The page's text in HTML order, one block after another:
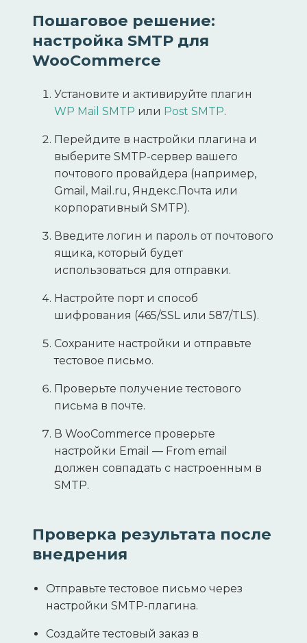
Пошаговое решение:
настройка SMTP для
WooCommerce
Установите и активируйте плагин
WP Mail SMTP или Post SMTP.
Перейдите в настройки плагина и
выберите SMTP-сервер вашего
почтового провайдера (например,
Gmail, Mail.ru, Яндекс.Почта или
корпоративный SMTP).
Введите логин и пароль от почтового
ящика, который будет
использоваться для отправки.
Настройте порт и способ
шифрования (465/SSL или 587/TLS).
Сохраните настройки и отправьте
тестовое письмо.
Проверьте получение тестового
письма в почте.
В WooCommerce проверьте
настройки Email — From email
должен совпадать с настроенным в
SMTP.
Проверка результата после
внедрения
Отправьте тестовое письмо через
настройки SMTP-плагина.
Создайте тестовый заказ в